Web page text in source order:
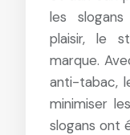
les
plaisir, le
marque.
anti-tabac,
minimiser
slogans ont